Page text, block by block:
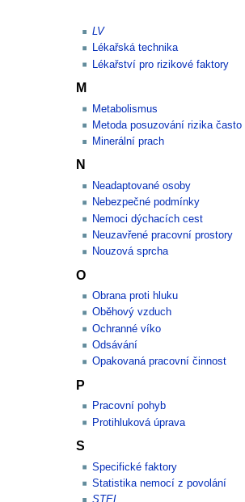
LV
Lékařská technika
Lékařství pro rizikové faktory
M
Metabolismus
Metoda posuzování rizika
Minerální prach
N
Neadaptované osoby
Nebezpečné podmínky
Nemoci dýchacích cest
Neuzavřené pracovní prostory
Nouzová sprcha
O
Obrana proti hluku
Oběhový vzduch
Ochranné víko
Odsávání
Opakovaná pracovní činnost
P
Pracovní pohyb
Protihluková úprava
S
Specifické faktory
Statistika nemocí z povolání
STEL